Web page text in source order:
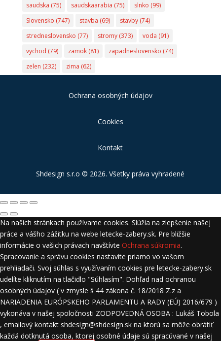
saudska (75) saudskaarabia (75) slnko (99)
Slovensko (747) stavba (69) stavby(74)
stredneslovensko (77) stromy(373) voda (91)
vychod (79) zamok(81) zapadneslovensko (74)
zelen (232) zima (62)
Ochrana osobných údajov
Cookies
Kontakt
Shdesign s.r.o © 2026. Všetky práva vyhradené
Na našich stránkach používame cookies. Slúžia na zlepšenie našej
práce a vášho zážitku na webe letecke-zabery.sk. Pre bližšie
informácie o vašich právach navštívte Ochrana súkromia.
Spracovanie a správu cookies nastavíte priamo vo vašom
prehliadači. Svoj súhlas s využívaním cookies pre letecke-zabery.sk
udelíte kliknutím na tlačidlo "Súhlasím". Dohľad nad ochranou
osobných údajov ( v zmysle § 44 zákona č. 18/2018 Z.z a
NARIADENIA EURÓPSKEHO PARLAMENTU A RADY (EÚ) 2016/679 )
vykonáva v našej spoločnosti ZODPOVEDNÁ OSOBA : Lukáš Tobola
, emailový kontakt shdesign@shdesign.sk na ktorú sa môže obrátiť
každá dotknutá osoba, ktorej osobné údaje sú spracúvané v našej